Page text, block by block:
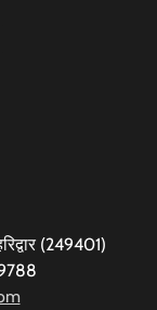
(249401)